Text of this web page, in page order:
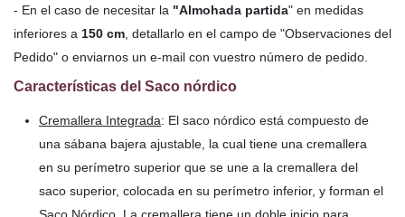
- En el caso de necesitar la "Almohada partida" en medidas
inferiores a 150 cm , detallarlo en el campo de "Observaciones del
Pedido" o enviarnos un e-mail con vuestro número de pedido.
Características del Saco nórdico
Cremallera Integrada: El saco nórdico está compuesto de
una sábana bajera ajustable, la cual tiene una cremallera
en su perímetro superior que se une a la cremallera del
saco superior, colocada en su perímetro inferior, y forman el